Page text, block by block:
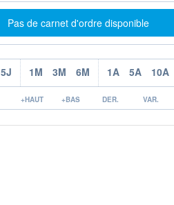
Message d'information
Pas de carnet d'ordre disponible
5J 1M 3M 6M 1A 5A 10A
+HAUT +BAS DER. VAR.